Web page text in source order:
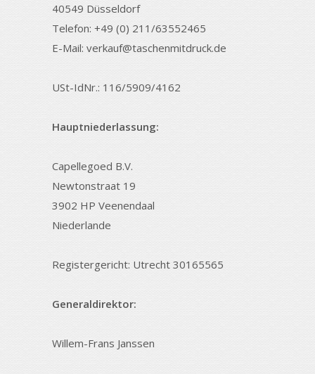
40549 Düsseldorf
Telefon: +49 (0) 211/63552465
E-Mail: verkauf@taschenmitdruck.de
USt-IdNr.: 116/5909/4162
Hauptniederlassung:
Capellegoed B.V.
Newtonstraat 19
3902 HP Veenendaal
Niederlande
Registergericht: Utrecht 30165565
Generaldirektor:
Willem-Frans Janssen